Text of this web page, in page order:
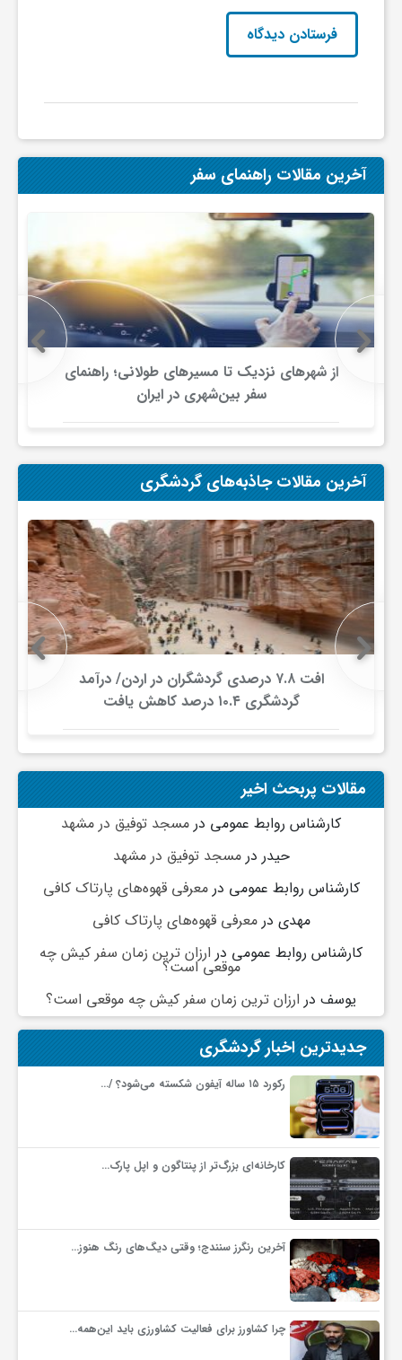
ن
گ
آخرین مقالات راهنمای سفر
از شهرهای نزدیک تا مسیرهای طولانی؛ راهنمای
سفر بین‌شهری در ایران
آخرین مقالات جاذبه‌های گردشگری
افت ۷.۸ درصدی گردشگران در اردن/ درآمد
گردشگری ۱۰.۴ درصد کاهش یافت
مقالات پربحث اخیر
کارشناس روابط عمومی در مسجد توفیق در مشهد
حیدر درمسجد توفیق در مشهد
کارشناس روابط عمومی درمعرفی قهوه‌های پارتاک کافی
مهدی درمعرفی قهوه‌های پارتاک کافی
کارشناس روابط عمومی در ارزان ترین زمان سفر کیش چه
موقعی است؟
یوسف در ارزان ترین زمان سفر کیش چه موقعی است؟
جدیدترین اخبار گردشگری
رکورد ۱۵ ساله آیفون شکسته می‌شود؟ /…
کارخانه‌ای بزرگ‌تر از پنتاگون و اپل پارک…
آخرین رنگرز سنندج؛ وقتی دیگ‌های رنگ هنوز…
چرا کشاورز برای فعالیت کشاورزی باید این‌همه…